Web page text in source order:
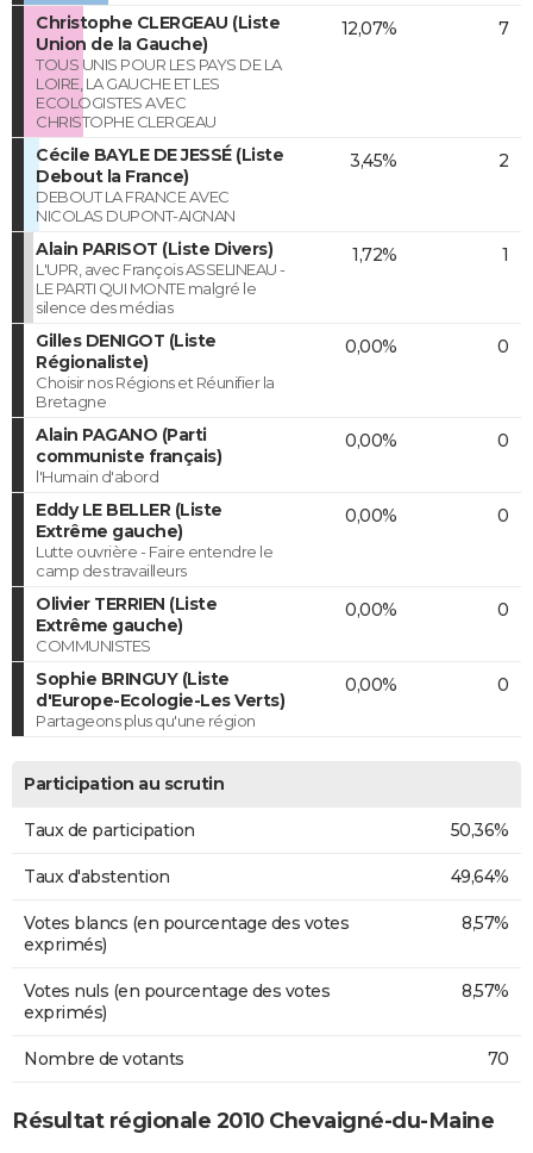
Christophe CLERGEAU (Liste
Union de la Gauche)
TOUS UNIS POUR LES PAYS DE LA
LOIRE, LA GAUCHE ET LES
ECOLOGISTES AVEC
CHRISTOPHE CLERGEAU
12,07% 7
Cécile BAYLE DE JESSÉ (Liste
Debout la France)
DEBOUT LA FRANCE AVEC
NICOLAS DUPONT-AIGNAN
3,45% 2
Alain PARISOT (Liste Divers)
L'UPR, avec François ASSELINEAU -
LE PARTI QUI MONTE malgré le
silence des médias
1,72% 1
Gilles DENIGOT (Liste
Régionaliste)
Choisir nos Régions et Réunifier la
Bretagne
0,00% 0
Alain PAGANO (Parti
communiste français)
l'Humain d'abord
0,00% 0
Eddy LE BELLER (Liste
Extrême gauche)
Lutte ouvrière - Faire entendre le
camp des travailleurs
0,00% 0
Olivier TERRIEN (Liste
Extrême gauche)
COMMUNISTES
0,00% 0
Sophie BRINGUY (Liste
d'Europe-Ecologie-Les Verts)
Partageons plus qu'une région
0,00% 0
Participation au scrutin
Taux de participation 50,36%
Taux d'abstention 49,64%
Votes blancs (en pourcentage des votes
exprimés)
8,57%
Votes nuls (en pourcentage des votes
exprimés)
8,57%
Nombre de votants 70
Résultat régionale 2010 Chevaigné-du-Maine